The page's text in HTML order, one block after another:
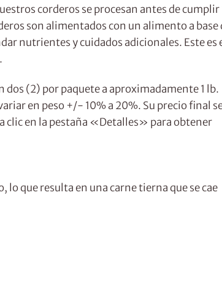
corderos se procesan antes de cumplir
son alimentados con un alimento a base
nutrientes y cuidados adicionales. Este es
dos (2) por paquete a aproximadamente 1 lb.
en peso +/- 10% a 20%. Su precio final
clic en la pestaña «Detalles» para obtener
que resulta en una carne tierna que se cae